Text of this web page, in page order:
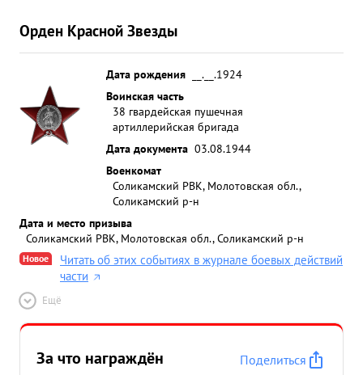
Орден Красной Звезды
Дата рождения
__.__.1924
Воинская часть
38 гвардейская пушечная
артиллерийская бригада
Дата документа 03.08.1944
Военкомат
Соликамский РВК, Молотовская обл.,
Соликамский р-н
Дата и место призыва
Соликамский РВК, Молотовская обл., Соликамский р-н
Новое
Читать об этих событиях в журнале боевых действий
части
Ещё
За что награждён
Поделиться